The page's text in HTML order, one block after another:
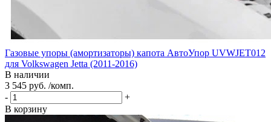
Газовые упоры (амортизаторы) капота АвтоУпор UVWJET012
для Volkswagen Jetta (2011-2016)
В наличии
3 545 руб. /комп.
-
+
В корзину